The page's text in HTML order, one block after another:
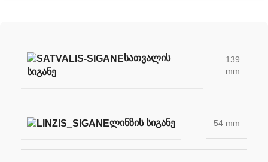
ᲡᲐᲗᲕᲐᲚᲘᲡ
ᲡᲘᲒᲐᲜᲔ
139
mm
ᲚᲘᲜᲖᲘᲡ ᲡᲘᲒᲐᲜᲔ 54 mm